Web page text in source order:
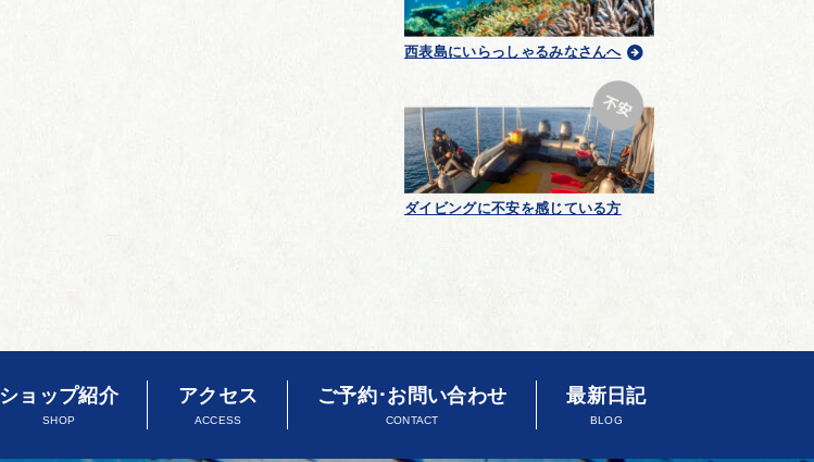
西表島にいらっしゃるみなさんへ
ダイビングに不安を感じている方
ショップ紹介
SHOP
アクセス
ACCESS
ご予約･お問い合わせ
CONTACT
最新日記
BLOG